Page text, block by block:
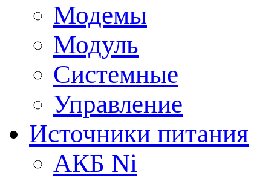
Модемы
Модуль
Системные
Управление
Источники питания
АКБ Ni